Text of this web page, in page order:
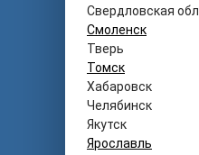
Свердловская обл.
Смоленск
Тверь
Томск
Хабаровск
Челябинск
Якутск
Ярославль